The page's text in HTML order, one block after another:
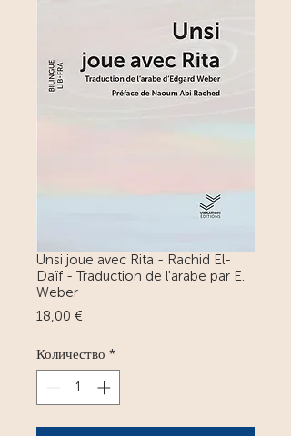
Unsi joue avec Rita - Rachid El-
Daïf - Traduction de l'arabe par E.
Weber
18,00 €
Количество *